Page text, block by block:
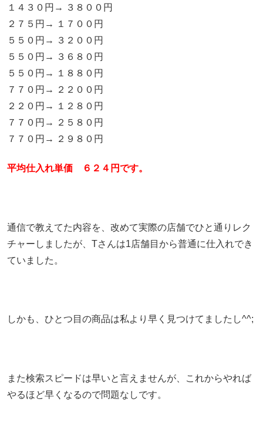
１４３０円→ ３８００円
２７５円→ １７００円
５５０円→ ３２００円
５５０円→ ３６８０円
５５０円→ １８８０円
７７０円→ ２２００円
２２０円→ １２８０円
７７０円→ ２５８０円
７７０円→ ２９８０円
平均仕入れ単価 ６２４円です。
通信で教えてた内容を、改めて実際の店舗でひと通りレク
チャーしましたが、Tさんは1店舗目から普通に仕入れでき
ていました。
しかも、ひとつ目の商品は私より早く見つけてましたし^^;
また検索スピードは早いと言えませんが、これからやれば
やるほど早くなるので問題なしです。